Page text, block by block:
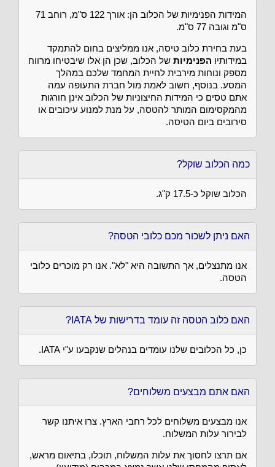
המידות הפנימיות של הכלוב הן: אורך 122 ס"מ, רוחב 71
ס"מ וגובה 77 ס"מ.
בעת בחירת כלוב טיסה, אנו ממליצים בחום להתמקד
במידותיו הפנימיות של הכלוב, שכן הן אלו שיבטיחו מרווח
מספק ונוחות מירבית לחיית המחמד שלכם במהלך
המסע. בנוסף, חשוב לאמת מול חברת התעופה עמה
אתם טסים כי המידות החיצוניות של הכלוב אינן חורגות
מהמקסימום המותר להטסה, על מנת למנוע עיכובים או
סירובים ביום הטיסה.
כמה הכלוב שוקל?
הכלוב שוקל כ-17.5 ק"ג.
האם ניתן לשכור מכם כלובי הטסה?
אנו מתנצלים, אך התשובה היא "לא". אנו רק מוכרים כלובי
הטסה.
האם כלוב הטסה זה עומד בדרישות של IATA?
כן, כל הכלובים שלנו עומדים בנהלים שנקבעו ע"י IATA.
האם אתם מבצעים משלוחים?
אנו מבצעים משלוחים לכל רחבי הארץ. צרו איתנו קשר
לבירור עלות המשלוח.
אם תרצו לחסוך את עלות המשלוח, תוכלו, בתיאום מראש,